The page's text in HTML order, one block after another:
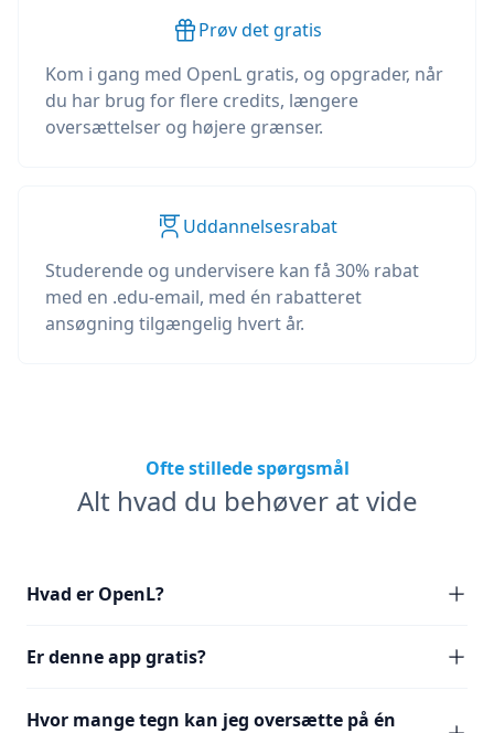
Prøv det gratis
Kom i gang med OpenL gratis, og opgrader, når
du har brug for flere credits, længere
oversættelser og højere grænser.
Uddannelsesrabat
Studerende og undervisere kan få 30% rabat
med en .edu-email, med én rabatteret
ansøgning tilgængelig hvert år.
Ofte stillede spørgsmål
Alt hvad du behøver at vide
Hvad er OpenL?
Er denne app gratis?
Hvor mange tegn kan jeg oversætte på én